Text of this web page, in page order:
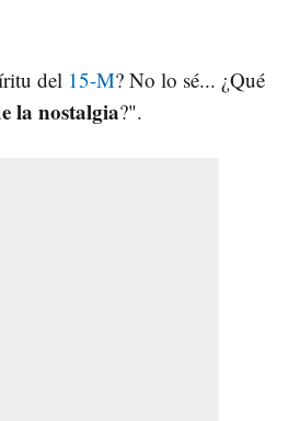
del 15-M? No lo sé... ¿Qué
la nostalgia?".